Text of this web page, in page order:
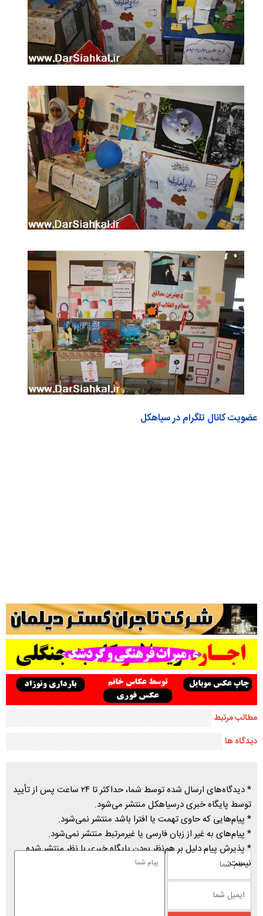
عضویت کانال تلگرام در سیاهکل
مطالب مرتبط
دیدگاه ها
* دیدگاه‌های ارسال شده توسط شما، حداکثر تا ۲۴ ساعت پس از تأیید
توسط پایگاه خبری درسیاهکل منتشر می‌شود.
* پیام‌هایی که حاوی تهمت یا افترا باشد منتشر نمی‌شود.
* پیام‌های به غیر از زبان فارسی یا غیرمرتبط منتشر نمی‌شود.
* پذیرش پیام دلیل بر هم‌نظر بودن پایگاه خبری با نظر منتشر شده
نیست.